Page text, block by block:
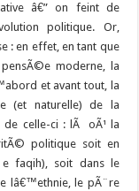
â€” on feint de
politique. Or,
: en effet, en tant que
moderne, la
et avant tout, la
(et naturelle) de la
celle-ci : lÃ oÃ¹ la
politique soit en
e faqih), soit dans le
lâ€™ethnie, le pÃ¨re